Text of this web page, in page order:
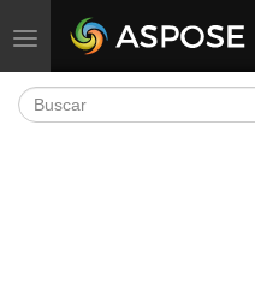
Alternar navegación